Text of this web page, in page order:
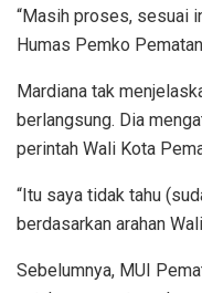
“Masih proses, sesuai
Humas Pemko
Mardiana tak
berlangsung. Dia
perintah Wali Kota
“Itu saya tidak tahu
berdasarkan arahan
Sebelumnya, MUI